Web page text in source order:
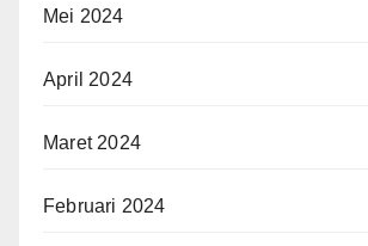
Mei 2024
April 2024
Maret 2024
Februari 2024